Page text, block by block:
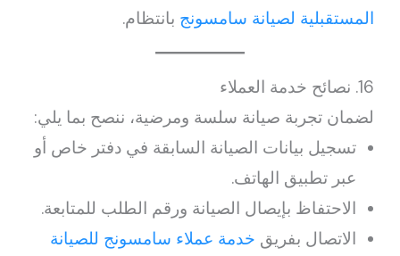
المستقبلية لصيانة سامسونج بانتظام.
16. نصائح خدمة العملاء
لضمان تجربة صيانة سلسة ومرضية، ننصح بما يلي:
تسجيل بيانات الصيانة السابقة في دفتر خاص أو
عبر تطبيق الهاتف.
الاحتفاظ بإيصال الصيانة ورقم الطلب للمتابعة.
الاتصال بفريق خدمة عملاء سامسونج للصيانة